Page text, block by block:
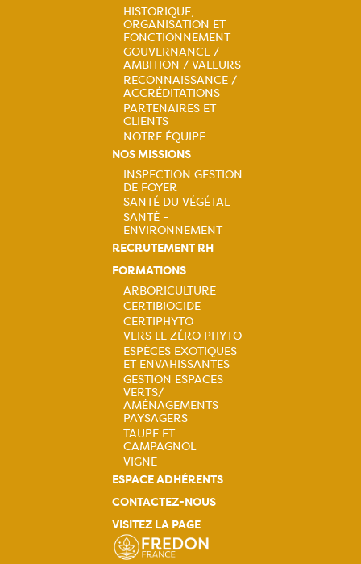
Navigation
principale
HISTORIQUE,
ORGANISATION ET
FONCTIONNEMENT
GOUVERNANCE /
AMBITION / VALEURS
RECONNAISSANCE /
ACCRÉDITATIONS
PARTENAIRES ET
CLIENTS
NOTRE ÉQUIPE
NOS MISSIONS
Navigation
principale
INSPECTION GESTION
DE FOYER
SANTÉ DU VÉGÉTAL
SANTÉ –
ENVIRONNEMENT
RECRUTEMENT RH
FORMATIONS
Navigation
principale
ARBORICULTURE
CERTIBIOCIDE
CERTIPHYTO
VERS LE ZÉRO PHYTO
ESPÈCES EXOTIQUES
ET ENVAHISSANTES
GESTION ESPACES
VERTS/
AMÉNAGEMENTS
PAYSAGERS
TAUPE ET
CAMPAGNOL
VIGNE
ESPACE ADHÉRENTS
CONTACTEZ-NOUS
VISITEZ LA PAGE